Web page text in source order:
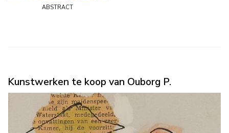
abstract
Kunstwerken te koop van Ouborg P.